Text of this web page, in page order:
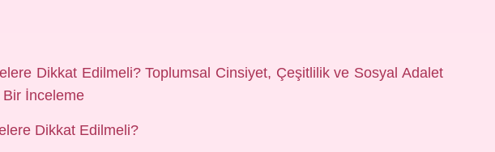
Dikkat Edilmeli? Toplumsal Cinsiyet, Çeşitlilik ve Sosyal Adalet
İnceleme
Dikkat Edilmeli?